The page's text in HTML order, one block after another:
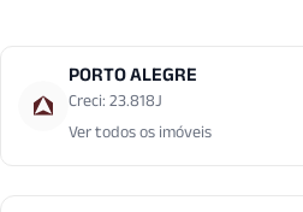
PORTO ALEGRE
Creci: 23.818J
Ver todos os imóveis